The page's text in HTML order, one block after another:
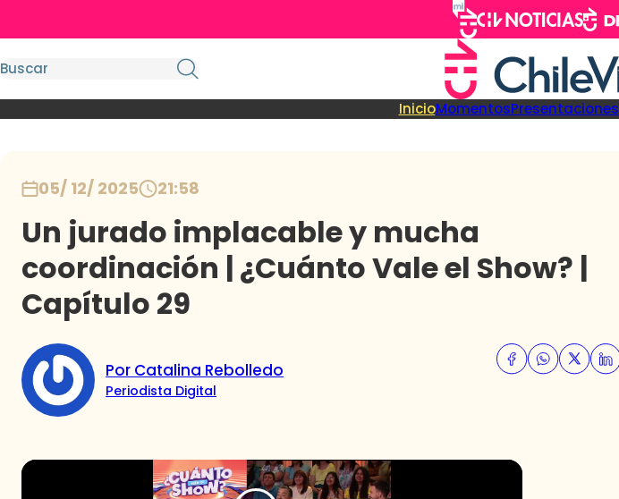
InicioMomentosPresentaciones
05/ 12/ 2025 21:58
Un jurado implacable y mucha
coordinación | ¿Cuánto Vale el Show? |
Capítulo 29
Por Catalina Rebolledo
Periodista Digital